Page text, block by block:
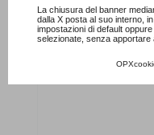
Consulta
La chiusura del banner
dalla X posta al suo interno,
impostazioni di default
selezionate, senza apportare